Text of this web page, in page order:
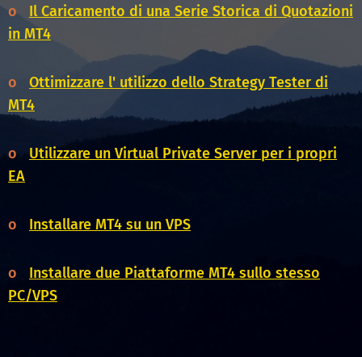
o
Il Caricamento di una Serie Storica di Quotazioni
in MT4
o
Ottimizzare l' utilizzo dello Strategy Tester di
MT4
o
Utilizzare un Virtual Private Server per i propri
EA
o Installare MT4 su un VPS
o
Installare due Piattaforme MT4 sullo stesso
PC/VPS